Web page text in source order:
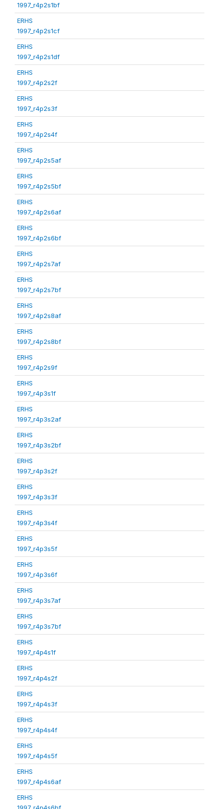
1997_r4p2s1bf
ERHS
1997_r4p2s1cf
ERHS
1997_r4p2s1df
ERHS
1997_r4p2s2f
ERHS
1997_r4p2s3f
ERHS
1997_r4p2s4f
ERHS
1997_r4p2s5af
ERHS
1997_r4p2s5bf
ERHS
1997_r4p2s6af
ERHS
1997_r4p2s6bf
ERHS
1997_r4p2s7af
ERHS
1997_r4p2s7bf
ERHS
1997_r4p2s8af
ERHS
1997_r4p2s8bf
ERHS
1997_r4p2s9f
ERHS
1997_r4p3s1f
ERHS
1997_r4p3s2af
ERHS
1997_r4p3s2bf
ERHS
1997_r4p3s2f
ERHS
1997_r4p3s3f
ERHS
1997_r4p3s4f
ERHS
1997_r4p3s5f
ERHS
1997_r4p3s6f
ERHS
1997_r4p3s7af
ERHS
1997_r4p3s7bf
ERHS
1997_r4p4s1f
ERHS
1997_r4p4s2f
ERHS
1997_r4p4s3f
ERHS
1997_r4p4s4f
ERHS
1997_r4p4s5f
ERHS
1997_r4p4s6af
ERHS
1997_r4p4s6bf